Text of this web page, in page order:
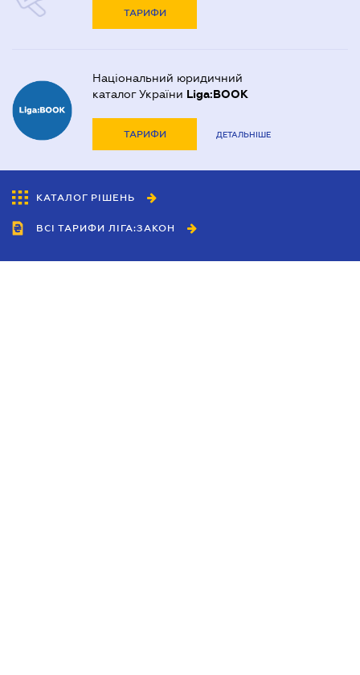
ТАРИФИ
Національний юридичний
каталог України Liga:BOOK
ТАРИФИ ДЕТАЛЬНІШЕ
КАТАЛОГ РІШЕНЬ
ВСІ ТАРИФИ ЛІГА:ЗАКОН